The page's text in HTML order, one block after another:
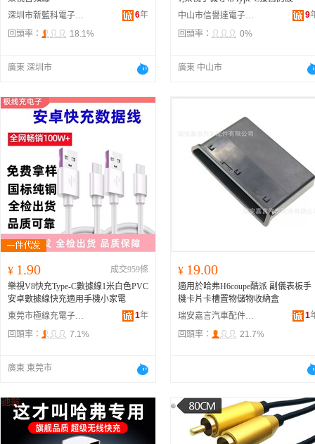
深圳市新藍科電子有限公司
6年
回頭率：
18.1%
廣東 深圳市
中山市信譽達電子科技有限公司
9
回頭率：
0%
廣東 中山市
¥ 1.90
成交959條
樂視V8快充Type-C數據線1米白色PVC
安卓數據線快充適用手機小家電
東莞市極線充電子有限公司
1年
回頭率：
7.1%
廣東 東莞市
¥ 19.00
適用於哈弗H6coupe酷派 副儀表板手
機卡片卡槽置物儲物收納盒
瑞安嘉言汽車配件有限公司
1
回頭率：
21.7%